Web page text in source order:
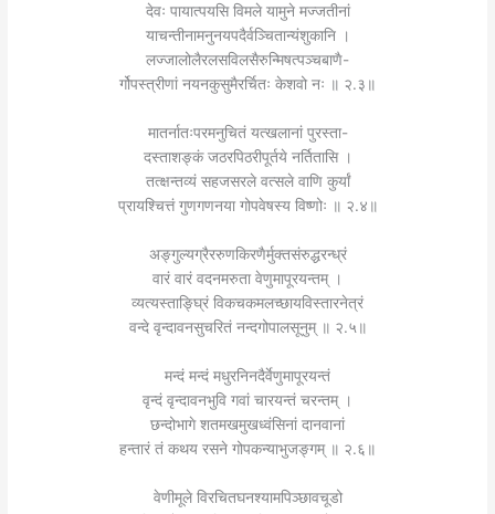
देवः पायात्पयसि विमले यामुने मज्जतीनां
याचन्तीनामनुनयपदैर्वञ्चितान्यंशुकानि ।
लज्जालोलैरलसविलसैरुन्मिषत्पञ्चबाणै-
र्गोपस्त्रीणां नयनकुसुमैरर्चितः केशवो नः ॥ २.३॥
मातर्नातःपरमनुचितं यत्खलानां पुरस्ता-
दस्ताशङ्कं जठरपिठरीपूर्तये नर्तितासि ।
तत्क्षन्तव्यं सहजसरले वत्सले वाणि कुर्यां
प्रायश्चित्तं गुणगणनया गोपवेषस्य विष्णोः ॥ २.४॥
अङ्गुल्यग्रैररुणकिरणैर्मुक्तसंरुद्धरन्ध्रं
वारं वारं वदनमरुता वेणुमापूरयन्तम् ।
व्यत्यस्ताङ्घ्रिं विकचकमलच्छायविस्तारनेत्रं
वन्दे वृन्दावनसुचरितं नन्दगोपालसूनुम् ॥ २.५॥
मन्दं मन्दं मधुरनिनदैर्वेणुमापूरयन्तं
वृन्दं वृन्दावनभुवि गवां चारयन्तं चरन्तम् ।
छन्दोभागे शतमखमुखध्वंसिनां दानवानां
हन्तारं तं कथय रसने गोपकन्याभुजङ्गम् ॥ २.६॥
वेणीमूले विरचितघनश्यामपिञ्छावचूडो